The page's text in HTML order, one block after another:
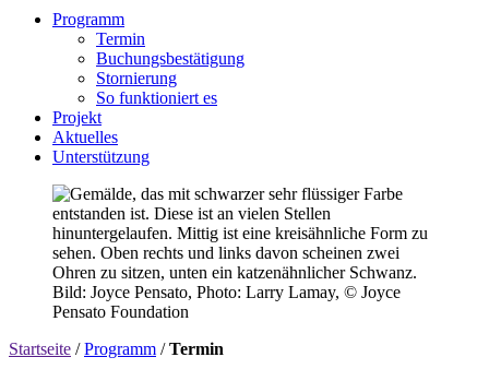
Programm
Termin
Buchungsbestätigung
Stornierung
So funktioniert es
Projekt
Aktuelles
Unterstützung
Bild: Joyce Pensato, Photo: Larry Lamay, © Joyce
Pensato Foundation
Startseite /Programm /Termin